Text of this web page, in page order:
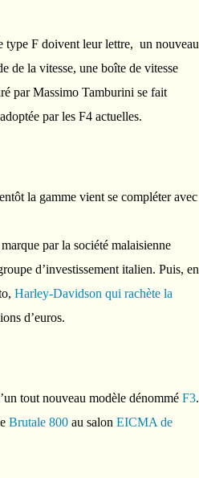
type F doivent leur lettre, un nouveau
de la vitesse, une boîte de vitesse
par Massimo Tamburini se fait
par les F4 actuelles.
la gamme vient se compléter avec
par la société malaisienne
d’investissement italien. Puis, en
Harley-Davidson qui rachète la
d’euros.
tout nouveau modèle dénommé F3.
Brutale 800 au salon EICMA de